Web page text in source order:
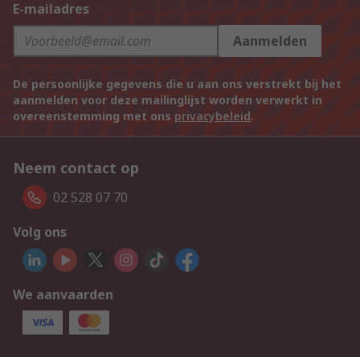
E-mailadres
Aanmelden
De persoonlijke gegevens die u aan ons verstrekt bij het
aanmelden voor deze mailinglijst worden verwerkt in
overeenstemming met ons privacybeleid.
Neem contact op
02 528 07 70
Volg ons
We aanvaarden